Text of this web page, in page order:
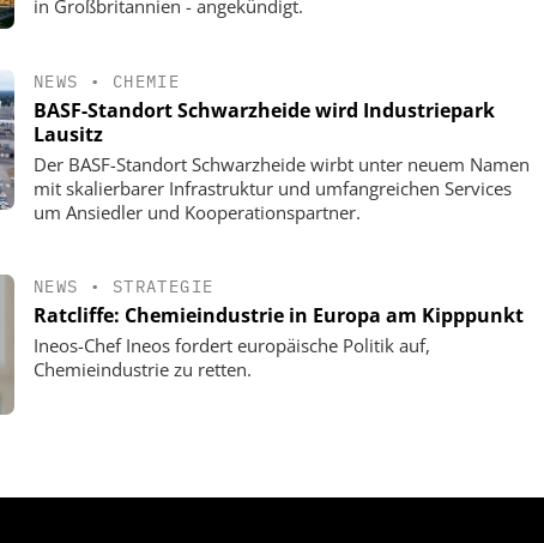
in Großbritannien - angekündigt.
NEWS • CHEMIE
BASF-Standort Schwarzheide wird Industriepark
Lausitz
Der BASF-Standort Schwarzheide wirbt unter neuem Namen
mit skalierbarer Infrastruktur und umfangreichen Services
um Ansiedler und Kooperationspartner.
NEWS • STRATEGIE
Ratcliffe: Chemieindustrie in Europa am Kipppunkt
Ineos-Chef Ineos fordert europäische Politik auf,
Chemieindustrie zu retten.